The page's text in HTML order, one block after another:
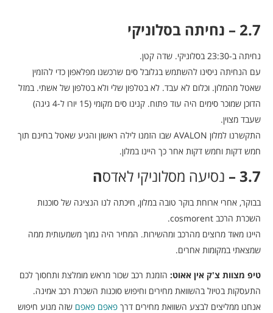
2.7 – נחיתה בסלוניקי
נחיתה ב-23:30 בסלוניקי. שדה קטן.
עם הנחיתה ניסינו להשתמש בגלובל סים שרכשנו מפלאפון כדי להזמין
שאטל מהמלון. וכלום לא עבד. לא בטלפון שלי ולא בטלפון של אשתי. במזל
הדוכן שמוכר סימים היה עוד פתוח. קנינו סים מקומי (15 יורו ל-4 גיגה)
שעבד מצוין.
התקשרנו למלון AVALON שבו הזמנו לילה ראשון והגיע שאטל בחינם תוך
חמש דקות וחמש דקות אחר כך היינו במלון.
3.7 – נסיעה מסלוניקי לאדסה
בבוקר, אחרי ארוחת בוקר טובה במלון, חיכתה לנו הנציגה של סוכנות
השכרת הרכב cosmorent.
היינו מאוד מרוצים מהרכב ומהשירות. המחיר היה נמוך משמעותית ממה
שמצאתי במקומות אחרים.
טיפ מצוות צ'ק אין אאוט: הזמנת רכב שכור מראש מומלצת ותחסוך לכם
התעסקות בטיול בהשוואת מחירים וחיפוש סוכנות השכרת רכב אמינה.
אנחנו ממליצים לבצע השוואת מחירים דרך פאפם פאפם שזה מנוע חיפוש